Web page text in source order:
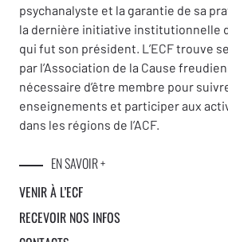
psychanalyste et la garantie de sa
la dernière initiative institutionnelle
qui fut son président. L’ECF trouve
par l’Association de la Cause
nécessaire d’être membre pour
enseignements et participer aux
dans les régions de l’ACF.
EN SAVOIR +
VENIR À L’ECF
RECEVOIR NOS INFOS